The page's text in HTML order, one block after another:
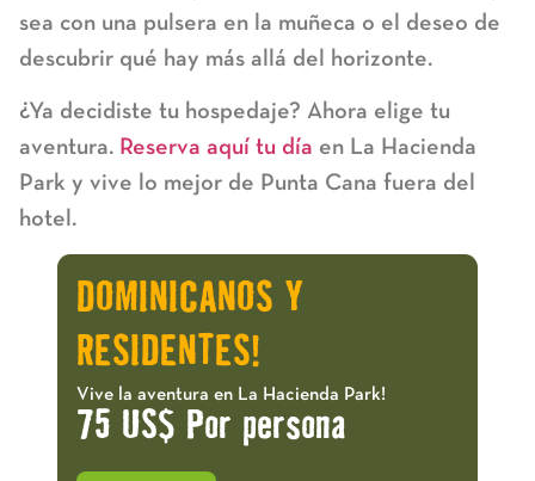
sea con una pulsera en la muñeca o el deseo de
descubrir qué hay más allá del horizonte.
¿Ya decidiste tu hospedaje? Ahora elige tu
aventura. Reserva aquí tu día en La Hacienda
Park y vive lo mejor de Punta Cana fuera del
hotel.
DOMINICANOS Y
RESIDENTES!
Vive la aventura en La Hacienda Park!
75 US$ Por persona